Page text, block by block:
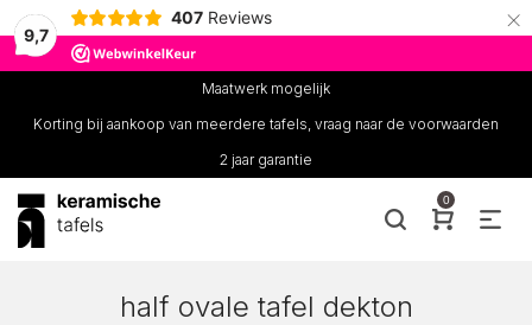
9,7
407 Reviews ×
Maatwerk mogelijk
Korting bij aankoop van meerdere tafels, vraag naar de voorwaarden
2 jaar garantie
0
half ovale tafel dekton